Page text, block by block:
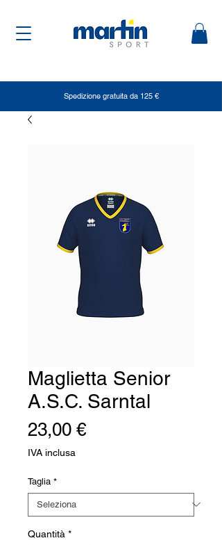
Spedizione gratuita da 125 €
Maglietta Senior
A.S.C. Sarntal
23,00 €Prezzo
IVA inclusa
Taglia *
Quantità *